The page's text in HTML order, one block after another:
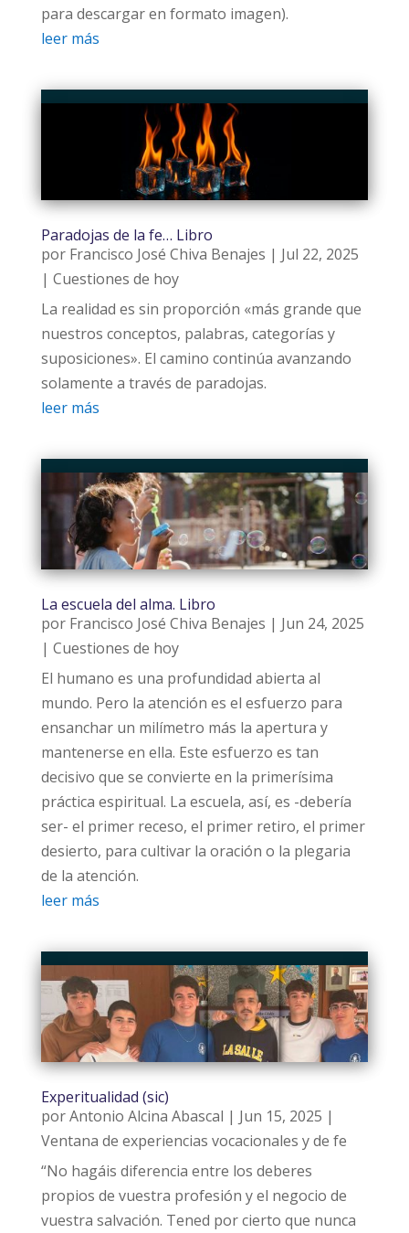
para descargar en formato imagen).
leer más
Paradojas de la fe… Libro
por Francisco José Chiva Benajes | Jul 22, 2025
| Cuestiones de hoy
La realidad es sin proporción «más grande que
nuestros conceptos, palabras, categorías y
suposiciones». El camino continúa avanzando
solamente a través de paradojas.
leer más
La escuela del alma. Libro
por Francisco José Chiva Benajes | Jun 24, 2025
| Cuestiones de hoy
El humano es una profundidad abierta al
mundo. Pero la atención es el esfuerzo para
ensanchar un milímetro más la apertura y
mantenerse en ella. Este esfuerzo es tan
decisivo que se convierte en la primerísima
práctica espiritual. La escuela, así, es -debería
ser- el primer receso, el primer retiro, el primer
desierto, para cultivar la oración o la plegaria
de la atención.
leer más
Experitualidad (sic)
porAntonio Alcina Abascal | Jun 15, 2025 |
Ventana de experiencias vocacionales y de fe
“No hagáis diferencia entre los deberes
propios de vuestra profesión y el negocio de
vuestra salvación. Tened por cierto que nunca